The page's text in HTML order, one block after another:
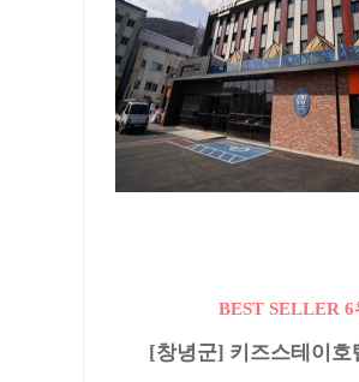
BEST SELLER 6
[창녕군] 키즈스테이호